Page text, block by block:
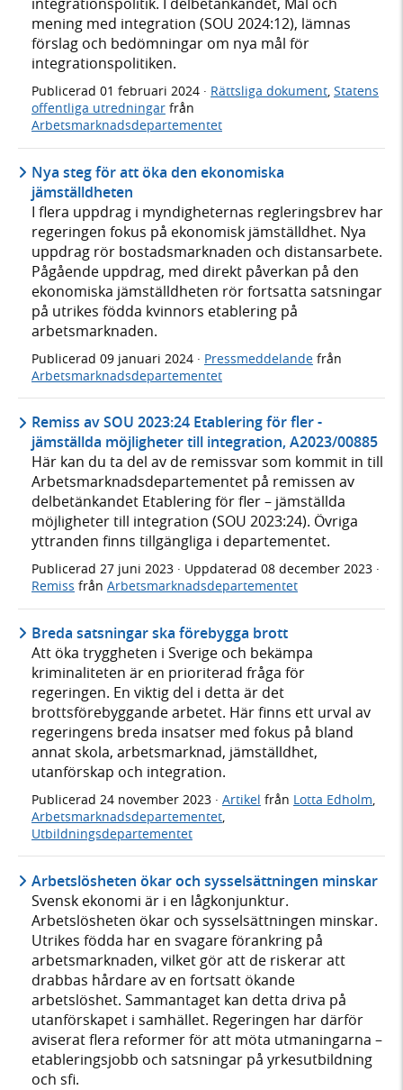
mening med integration (SOU 2024:12), lämnas
förslag och bedömningar om nya mål för
integrationspolitiken.
Publicerad 01 februari 2024 · Rättsliga dokument, Statens
offentliga utredningar från
Arbetsmarknadsdepartementet
Nya steg för att öka den ekonomiska
jämställdheten
I flera uppdrag i myndigheternas regleringsbrev har
regeringen fokus på ekonomisk jämställdhet. Nya
uppdrag rör bostadsmarknaden och distansarbete.
Pågående uppdrag, med direkt påverkan på den
ekonomiska jämställdheten rör fortsatta satsningar
på utrikes födda kvinnors etablering på
arbetsmarknaden.
Publicerad 09 januari 2024 · Pressmeddelande från
Arbetsmarknadsdepartementet
Remiss av SOU 2023:24 Etablering för fler -
jämställda möjligheter till integration, A2023/00885
Här kan du ta del av de remissvar som kommit in till
Arbetsmarknadsdepartementet på remissen av
delbetänkandet Etablering för fler – jämställda
möjligheter till integration (SOU 2023:24). Övriga
yttranden finns tillgängliga i departementet.
Publicerad 27 juni 2023 · Uppdaterad 08 december 2023 ·
Remiss från Arbetsmarknadsdepartementet
Breda satsningar ska förebygga brott
Att öka tryggheten i Sverige och bekämpa
kriminaliteten är en prioriterad fråga för
regeringen. En viktig del i detta är det
brottsförebyggande arbetet. Här finns ett urval av
regeringens breda insatser med fokus på bland
annat skola, arbetsmarknad, jämställdhet,
utanförskap och integration.
Publicerad 24 november 2023 · Artikel från Lotta Edholm,
Arbetsmarknadsdepartementet,
Utbildningsdepartementet
Arbetslösheten ökar och sysselsättningen minskar
Svensk ekonomi är i en lågkonjunktur.
Arbetslösheten ökar och sysselsättningen minskar.
Utrikes födda har en svagare förankring på
arbetsmarknaden, vilket gör att de riskerar att
drabbas hårdare av en fortsatt ökande
arbetslöshet. Sammantaget kan detta driva på
utanförskapet i samhället. Regeringen har därför
aviserat flera reformer för att möta utmaningarna –
etableringsjobb och satsningar på yrkesutbildning
och sfi.